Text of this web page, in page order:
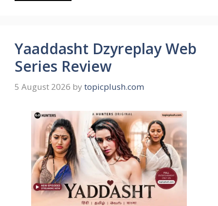
Yaaddasht Dzyreplay Web
Series Review
5 August 2026 by topicplush.com